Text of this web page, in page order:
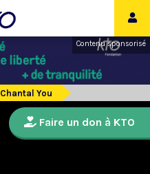
Contenu sponsorisé
Chantal You
Faire un don à KTO